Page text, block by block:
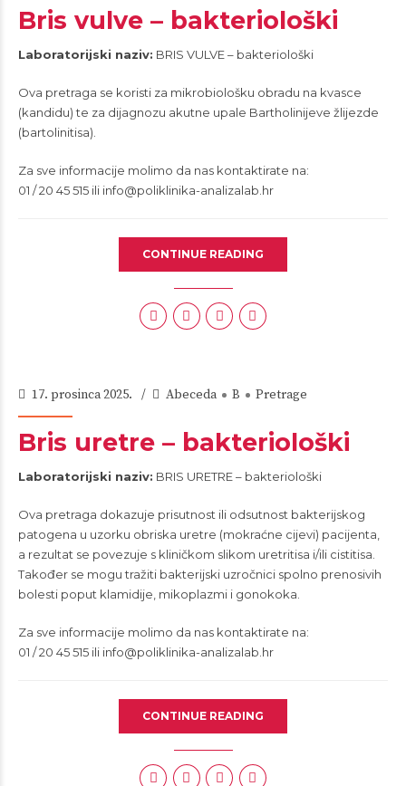
Bris vulve – bakteriološki
Laboratorijski naziv: BRIS VULVE – bakteriološki
Ova pretraga se koristi za mikrobiološku obradu na kvasce
(kandidu) te za dijagnozu akutne upale Bartholinijeve žlijezde
(bartolinitisa).
Za sve informacije molimo da nas kontaktirate na:
01 / 20 45 515 ili info@poliklinika-analizalab.hr
CONTINUE READING
17. prosinca 2025. Abeceda B Pretrage
Bris uretre – bakteriološki
Laboratorijski naziv: BRIS URETRE – bakteriološki
Ova pretraga dokazuje prisutnost ili odsutnost bakterijskog
patogena u uzorku obriska uretre (mokraćne cijevi) pacijenta,
a rezultat se povezuje s kliničkom slikom uretritisa i/ili cistitisa.
Također se mogu tražiti bakterijski uzročnici spolno prenosivih
bolesti poput klamidije, mikoplazmi i gonokoka.
Za sve informacije molimo da nas kontaktirate na:
01 / 20 45 515 ili info@poliklinika-analizalab.hr
CONTINUE READING